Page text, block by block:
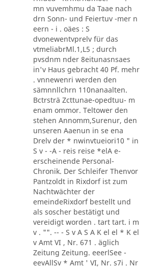
mn vuvemhmu da Taae nach
drn Sonn- und Feiertuv -mer n
eern - i . oäes : S
dvonewentvprelv für das
vtmeliabrMl.1,L5 ; durch
pvsdnm nder 8eitunasnsaes
in'v Haus gebracht 40 Pf. mehr
. vnnewenri werden den
sämnnllchrn 110nanaalten.
Bctrsträ Zcttunae-opedtuu- m
enam ommor. Teltower den
stehen Annomm,Surenur, den
unseren Aaenun in se ena
Drelv der * nwinvtueiori10 " in
S v - -A - reis reise *elA e-
erscheinende Personal-
Chronik. Der Schleifer Thenvor
Pantzoldt in Rixdorf ist zum
Nachtwächter der
emeindeRixdorf bestellt und
als soscher bestätigt und
vereidigt worden . tart tart. i m
v . "". -- - S v A S A K el el * K el
v Amt VI , Nr. 671 . äglich
Zeitung Zeitung. eeerlSee -
eevAllSv * Amt ' VI, Nr. s7i . Nr